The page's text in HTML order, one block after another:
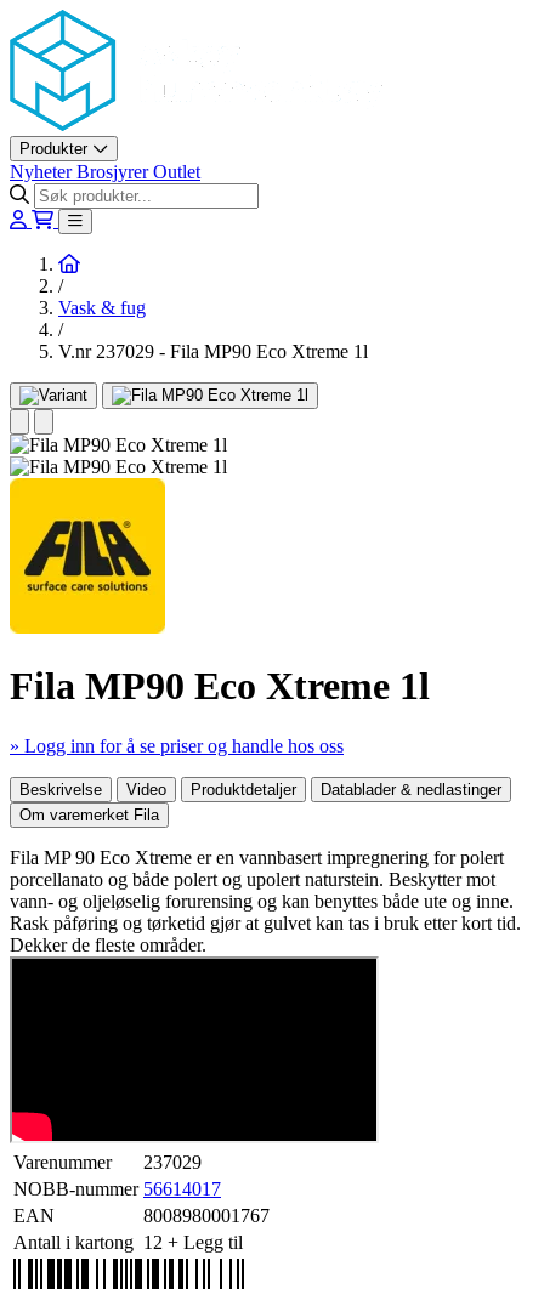
Askøy Murerverktøy AS
Produkter
NyheterBrosjyrerOutlet
Hjem
/
Vask & fug
/
V.nr 237029 - Fila MP90 Eco Xtreme 1l
Fila MP90 Eco Xtreme 1l
» Logg inn for å se priser og handle hos oss
Mer produktdetaljer
Beskrivelse Video Produktdetaljer
Datablader & nedlastinger
Om varemerket Fila
Fila MP 90 Eco Xtreme er en vannbasert impregnering for polert
porcellanato og både polert og upolert naturstein. Beskytter mot
vann- og oljeløselig forurensing og kan benyttes både ute og inne.
Rask påføring og tørketid gjør at gulvet kan tas i bruk etter kort tid.
Dekker de fleste områder.
Varenummer
237029
NOBB-nummer 56614017
EAN
8008980001767
Antall i kartong 12 + Legg til